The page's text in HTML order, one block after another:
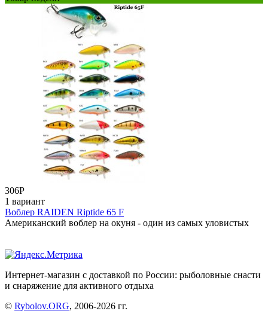
306Р
1 вариант
Воблер RAIDEN Riptide 65 F
Американский воблер на окуня - один из самых уловистых
Интернет-магазин с доставкой по России: рыболовные снасти
и снаряжение для активного отдыха
© Rybolov.ORG, 2006-2026 гг.